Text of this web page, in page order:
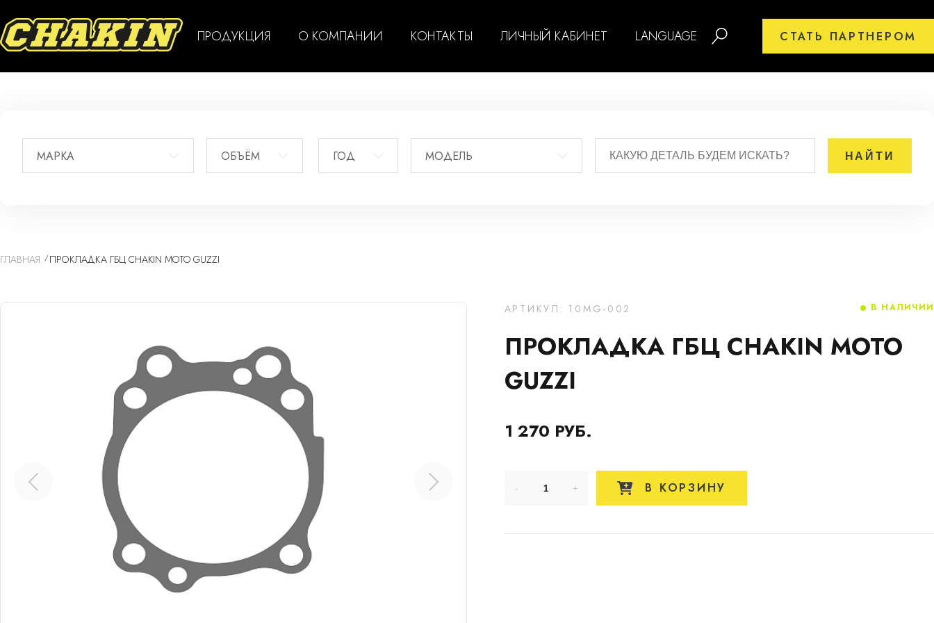
ПРОДУКЦИЯ О КОМПАНИИ КОНТАКТЫ ЛИЧНЫЙ КАБИНЕТ LANGUAGE СТАТЬ ПАРТНЕРОМ
МАРКА ОБЪЁМ ГОД МОДЕЛЬ
ГЛАВНАЯ ПРОКЛАДКА ГБЦ CHAKIN MOTO GUZZI
АРТИКУЛ: 10MG-002
ПРОКЛАДКА ГБЦ CHAKIN MOTO
GUZZI
1 270 РУБ.
В НАЛИЧИИ
В КОРЗИНУ